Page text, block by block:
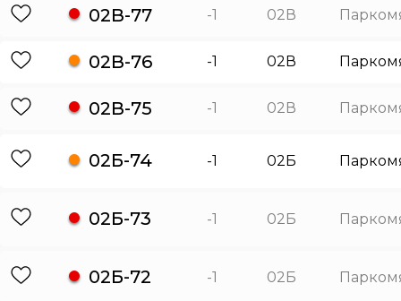
02В-77 -1 02В
02В-76 -1 02В
02В-75 -1 02В
02Б-74 -1 02Б
02Б-73 -1 02Б
02Б-72 -1 02Б